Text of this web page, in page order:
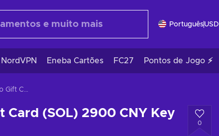
PortuguêsUSD
NordVPN Eneba Cartões FC27 Pontos de Jogo ⚡
Gift Me Crypto Gift Card (SOL) 2900 CNY Key GLOBAL
Card (SOL) 2900 CNY Key
0